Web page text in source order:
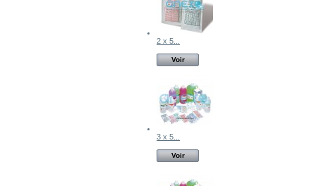
2 x 5...
Voir
3 x 5...
Voir